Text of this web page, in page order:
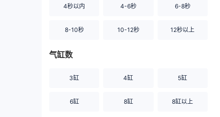
4秒以内 4-6秒 6-8秒
8-10秒 10-12秒 12秒以上
气缸数
3缸 4缸 5缸
6缸 8缸 8缸以上